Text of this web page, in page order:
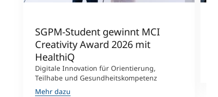
SGPM-Student gewinnt MCI
Creativity Award 2026 mit
HealthiQ
Digitale Innovation für Orientierung,
Teilhabe und Gesundheitskompetenz
Mehr dazu